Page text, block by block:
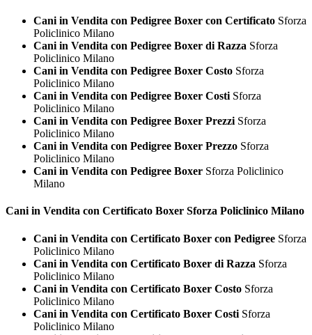
Cani in Vendita con Pedigree Boxer con Certificato Sforza
Policlinico Milano
Cani in Vendita con Pedigree Boxer di Razza Sforza
Policlinico Milano
Cani in Vendita con Pedigree Boxer Costo Sforza
Policlinico Milano
Cani in Vendita con Pedigree Boxer Costi Sforza
Policlinico Milano
Cani in Vendita con Pedigree Boxer Prezzi Sforza
Policlinico Milano
Cani in Vendita con Pedigree Boxer Prezzo Sforza
Policlinico Milano
Cani in Vendita con Pedigree Boxer Sforza Policlinico
Milano
Cani in Vendita con Certificato Boxer Sforza Policlinico Milano
Cani in Vendita con Certificato Boxer con Pedigree Sforza
Policlinico Milano
Cani in Vendita con Certificato Boxer di Razza Sforza
Policlinico Milano
Cani in Vendita con Certificato Boxer Costo Sforza
Policlinico Milano
Cani in Vendita con Certificato Boxer Costi Sforza
Policlinico Milano